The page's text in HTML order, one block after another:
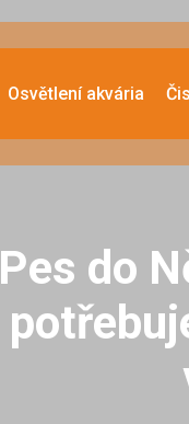
Osvětlení akvária
Pes do